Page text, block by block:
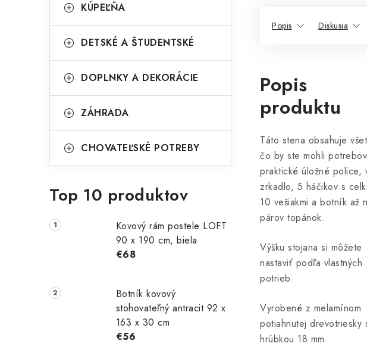
KÚPEĽŇA
DETSKÉ A ŠTUDENTSKÉ
DOPLNKY A DEKORÁCIE
ZÁHRADA
CHOVATEĽSKÉ POTREBY
Top 10 produktov
Kovový rám postele LOFT
90 x 190 cm, biela
€68
Botník kovový
stohovateľný antracit 92 x
163 x 30 cm
€56
Popis Diskusia
Popis
produktu
Táto stena obsahuje
čo by ste mohli
praktické úložné police,
zrkadlo, 5 háčikov s
10 vešiakmi a botník až
párov topánok.
Výšku stojana si môžete
nastaviť podľa vlastných
potrieb.
Vyrobené z melamínom
potiahnutej drevotriesky
hrúbkou 18 mm.